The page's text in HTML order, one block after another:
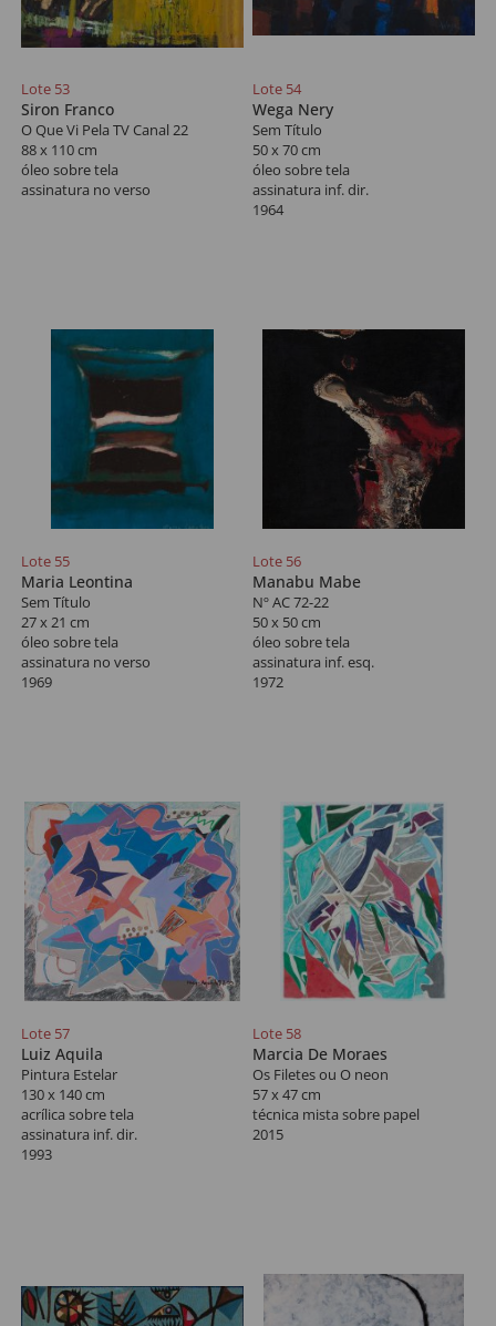
Lote 53
Siron Franco
O Que Vi Pela TV Canal 22
88 x 110 cm
óleo sobre tela
assinatura no verso
Lote 54
Wega Nery
Sem Título
50 x 70 cm
óleo sobre tela
assinatura inf. dir.
1964
Lote 55
Maria Leontina
Sem Título
27 x 21 cm
óleo sobre tela
assinatura no verso
1969
Lote 56
Manabu Mabe
Nº AC 72-22
50 x 50 cm
óleo sobre tela
assinatura inf. esq.
1972
Lote 57
Luiz Aquila
Pintura Estelar
130 x 140 cm
acrílica sobre tela
assinatura inf. dir.
1993
Lote 58
Marcia De Moraes
Os Filetes ou O neon
57 x 47 cm
técnica mista sobre papel
2015